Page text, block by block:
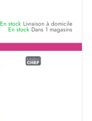
En stock Livraison à domicile
En stock Dans 1 magasins